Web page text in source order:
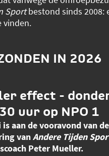
Sportbestond sinds 2008:
IN 2026
effect -
uur op NPO 1
aan de vooravond van
vanAndere Tijden
Peter Mueller.